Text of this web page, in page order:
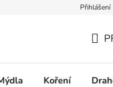
Přihlášení
Koření